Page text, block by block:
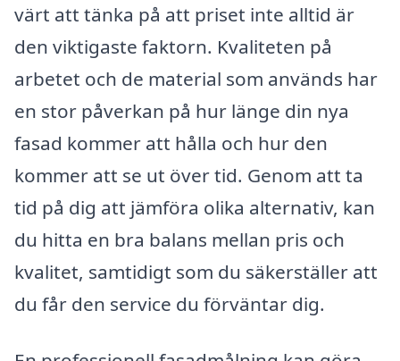
värt att tänka på att priset inte alltid är
den viktigaste faktorn. Kvaliteten på
arbetet och de material som används har
en stor påverkan på hur länge din nya
fasad kommer att hålla och hur den
kommer att se ut över tid. Genom att ta
tid på dig att jämföra olika alternativ, kan
du hitta en bra balans mellan pris och
kvalitet, samtidigt som du säkerställer att
du får den service du förväntar dig.